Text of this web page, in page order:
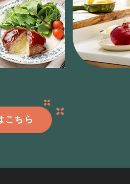
こちら